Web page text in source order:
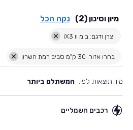
מיון וסינון (2) נקה הכל
יצרן ודגם: ב מ וו iX3
בחרו אזור: 30 ק"מ סביב רמת השרון
מיון תוצאות לפי: המשתלם ביותר
רכבים חשמליים
רכבים